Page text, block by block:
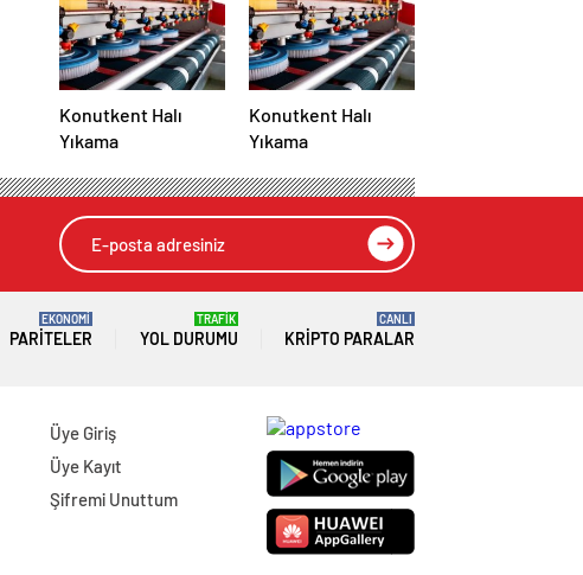
Konutkent Halı
Yıkama
Konutkent Halı
Yıkama
PARITELER
EKONOMİ
YOL DURUMU
TRAFİK
KRIPTO PARALAR
CANLI
Üye Giriş
Üye Kayıt
Şifremi Unuttum